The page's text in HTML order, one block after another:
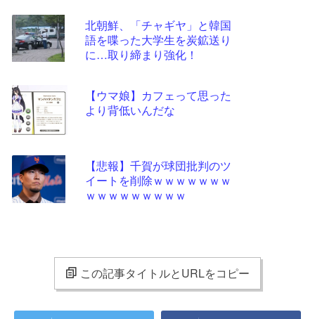
北朝鮮、「チャギヤ」と韓国
語を喋った大学生を炭鉱送り
に…取り締まり強化！
【ウマ娘】カフェって思った
より背低いんだな
【悲報】千賀が球団批判のツ
イートを削除ｗｗｗｗｗｗｗ
ｗｗｗｗｗｗｗｗｗ
この記事タイトルとURLをコピー